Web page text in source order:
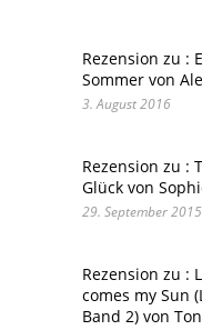
Rezension zu :
Sommer von
3. August 2016
Rezension zu :
Glück von
29. September 2015
Rezension zu :
comes my Sun
Band 2) von